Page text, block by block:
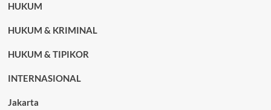
HUKUM
HUKUM & KRIMINAL
HUKUM & TIPIKOR
INTERNASIONAL
Jakarta